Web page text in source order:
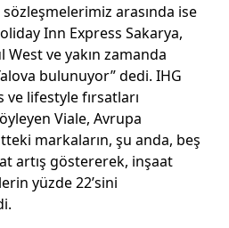
ara­sında ise
Inn Express Sa­karya,
ve yakın zamanda
bulunuyor” dedi. IHG
lifesty­le fırsatları
Viale, Avru­pa
markaların, şu anda, beş
artış göstererek, inşaat
yüzde 22’sini